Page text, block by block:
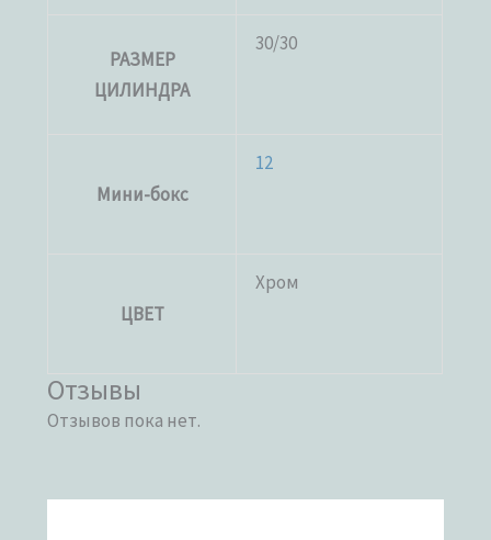
РАЗМЕР
ЦИЛИНДРА
30/30
Мини-бокс
12
ЦВЕТ
Хром
Отзывы
Отзывов пока нет.